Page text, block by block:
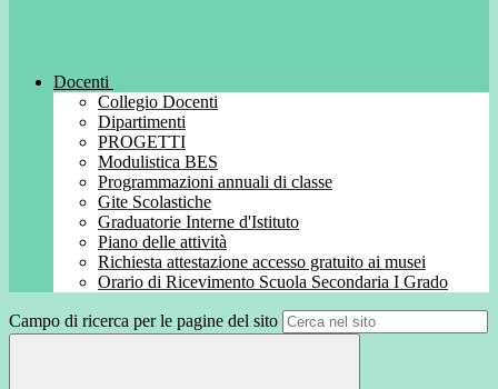
Docenti
Collegio Docenti
Dipartimenti
PROGETTI
Modulistica BES
Programmazioni annuali di classe
Gite Scolastiche
Graduatorie Interne d'Istituto
Piano delle attività
Richiesta attestazione accesso gratuito ai musei
Orario di Ricevimento Scuola Secondaria I Grado
Campo di ricerca per le pagine del sito